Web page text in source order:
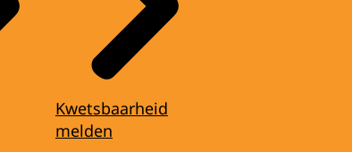
Kwetsbaarheid
melden